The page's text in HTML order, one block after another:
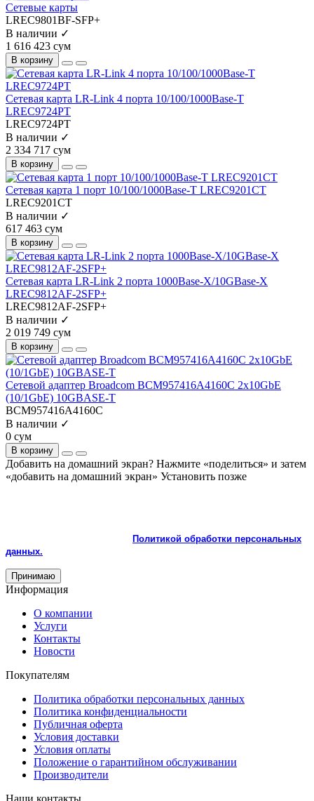
Сетевые карты
LREC9801BF-SFP+
В наличии ✓
1 616 423 сум
В корзину
Сетевая карта LR-Link 4 порта 10/100/1000Base-T
LREC9724PT
LREC9724PT
В наличии ✓
2 334 717 сум
В корзину
Сетевая карта 1 порт 10/100/1000Base-T LREC9201CT
LREC9201CT
В наличии ✓
617 463 сум
В корзину
Сетевая карта LR-Link 2 порта 1000Base-X/10GBase-X
LREC9812AF-2SFP+
LREC9812AF-2SFP+
В наличии ✓
2 019 749 сум
В корзину
Сетевой адаптер Broadcom BCM957416A4160C 2x10GbE
(10/1GbE) 10GBASE-T
BCM957416A4160C
В наличии ✓
0 сум
В корзину
Добавить на домашний экран? Нажмите «поделиться» и затем
«добавить на домашний экран» Установить позже
Политикой обработки персональных
данных.
Принимаю
Информация
О компании
Услуги
Контакты
Новости
Покупателям
Политика обработки персональных данных
Политика конфиденциальности
Публичная оферта
Условия доставки
Условия оплаты
Положение о гарантийном обслуживании
Производители
Наши контакты